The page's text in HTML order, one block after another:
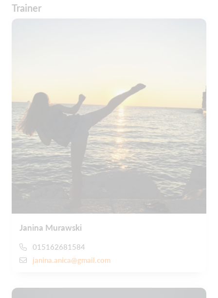
Trainer
Janina Murawski
015162681584
janina.anica@gmail.com